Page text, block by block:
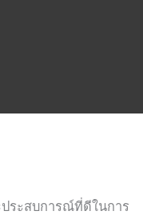
ระสบการณ์ที่ดีในการ